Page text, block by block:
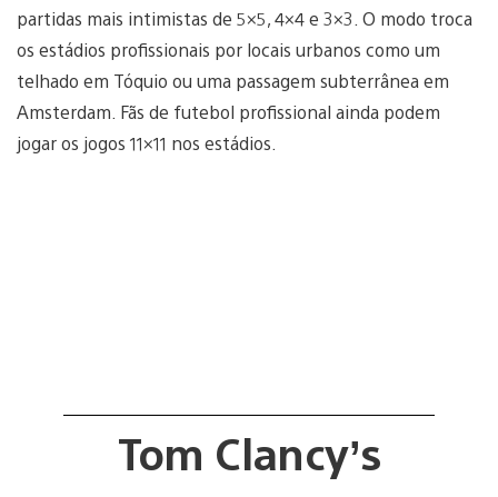
partidas mais intimistas de 5×5, 4×4 e 3×3. O modo troca
os estádios profissionais por locais urbanos como um
telhado em Tóquio ou uma passagem subterrânea em
Amsterdam. Fãs de futebol profissional ainda podem
jogar os jogos 11×11 nos estádios.
Tom Clancy’s